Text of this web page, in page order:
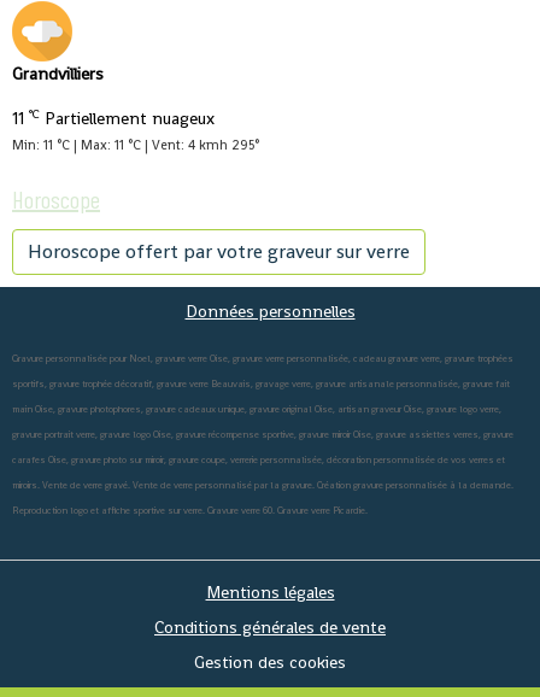
Grandvilliers
11 °C Partiellement nuageux
Min: 11 °C | Max: 11 °C | Vent: 4 kmh 295°
Horoscope
Horoscope offert par votre graveur sur verre
Données personnelles
Gravure personnalisée pour Noel, gravure verre Oise, gravure verre personnalisée, cadeau gravure verre, gravure trophées
sportifs, gravure trophée décoratif, gravure verre Beauvais, gravage verre, gravure artisanale personnalisée, gravure fait
main Oise, gravure photophores, gravure cadeaux unique, gravure original Oise, artisan graveur Oise, gravure logo verre,
gravure portrait verre, gravure logo Oise, gravure récompense sportive, gravure miroir Oise, gravure assiettes verres, gravure
carafes Oise, gravure photo sur miroir, gravure coupe, verrerie personnalisée, décoration personnalisée de vos verres et
miroirs. Vente de verre gravé. Vente de verre personnalisé par la gravure. Création gravure personnalisée à la demande.
Reproduction logo et affiche sportive sur verre. Gravure verre 60. Gravure verre Picardie.
Mentions légales
Conditions générales de vente
Gestion des cookies